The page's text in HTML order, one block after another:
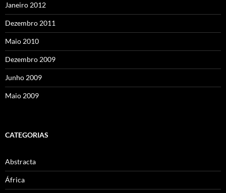
Janeiro 2012
Dezembro 2011
Maio 2010
Dezembro 2009
Junho 2009
Maio 2009
CATEGORIAS
Abstracta
África